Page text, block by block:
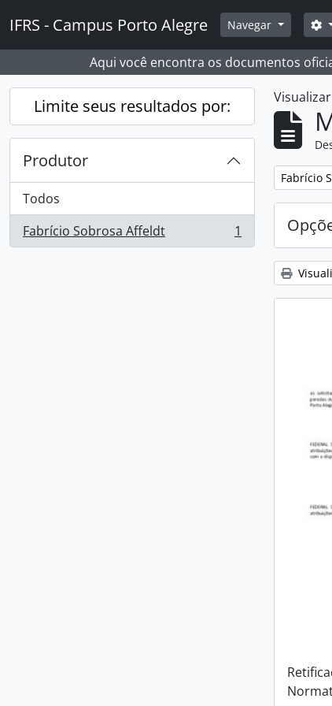
IFRS - Campus Porto Alegre Navegar
Aqui você encontra os documentos
Limite seus resultados por:
Produtor
Todos
Fabrício Sobrosa Affeldt
, 1 resultados 1
Remover
Fabrício